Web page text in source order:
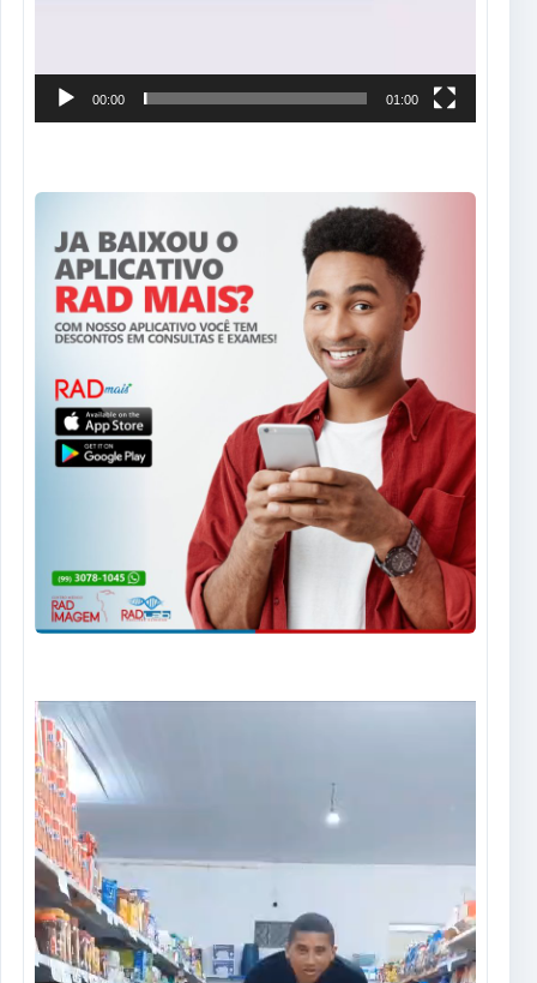
00:00 01:00
Tocador
de
vídeo